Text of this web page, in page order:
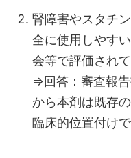
腎障害やスタチ
全に使用しやす
会等で評価されて
⇒回答：審査報
から本剤は既存
臨床的位置付けで